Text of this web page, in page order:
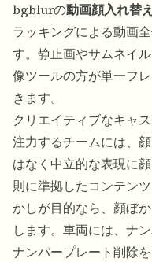
bgblurの動画顔入れ替え
ラッキングによる動画
す。静止画やサムネイル
像ツールの方が単一フ
きます。
クリエイティブなキャ
注力するチームには、
はなく中立的な表現に
則に準拠したコンテン
かしが目的なら、 顔ぼ
します。車両には、 ナ
ナンバープレート削除を